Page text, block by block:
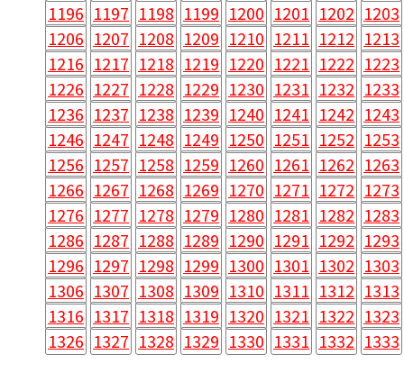
1196 1197 1198 1199 1200 1201 1202 1203
1206 1207 1208 1209 1210 1211 1212 1213
1216 1217 1218 1219 1220 1221 1222 1223
1226 1227 1228 1229 1230 1231 1232 1233
1236 1237 1238 1239 1240 1241 1242 1243
1246 1247 1248 1249 1250 1251 1252 1253
1256 1257 1258 1259 1260 1261 1262 1263
1266 1267 1268 1269 1270 1271 1272 1273
1276 1277 1278 1279 1280 1281 1282 1283
1286 1287 1288 1289 1290 1291 1292 1293
1296 1297 1298 1299 1300 1301 1302 1303
1306 1307 1308 1309 1310 1311 1312 1313
1316 1317 1318 1319 1320 1321 1322 1323
1326 1327 1328 1329 1330 1331 1332 1333